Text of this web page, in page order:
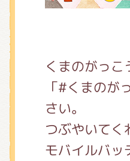
くまのがっ
「#くまの
さい。
つぶやいて
モバイルバッ